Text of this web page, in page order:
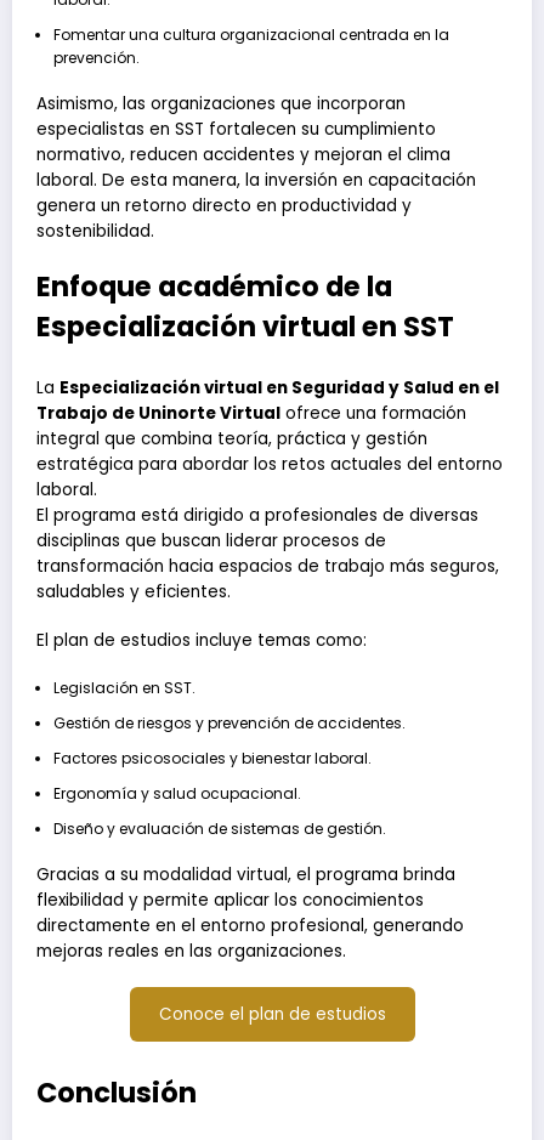
Fomentar una cultura organizacional centrada en la
prevención.
Asimismo, las organizaciones que incorporan
especialistas en SST fortalecen su cumplimiento
normativo, reducen accidentes y mejoran el clima
laboral. De esta manera, la inversión en capacitación
genera un retorno directo en productividad y
sostenibilidad.
Enfoque académico de la
Especialización virtual en SST
La Especialización virtual en Seguridad y Salud en el
Trabajo de Uninorte Virtual ofrece una formación
integral que combina teoría, práctica y gestión
estratégica para abordar los retos actuales del entorno
laboral.
El programa está dirigido a profesionales de diversas
disciplinas que buscan liderar procesos de
transformación hacia espacios de trabajo más seguros,
saludables y eficientes.
El plan de estudios incluye temas como:
Legislación en SST.
Gestión de riesgos y prevención de accidentes.
Factores psicosociales y bienestar laboral.
Ergonomía y salud ocupacional.
Diseño y evaluación de sistemas de gestión.
Gracias a su modalidad virtual, el programa brinda
flexibilidad y permite aplicar los conocimientos
directamente en el entorno profesional, generando
mejoras reales en las organizaciones.
Conoce el plan de estudios
Conclusión